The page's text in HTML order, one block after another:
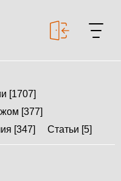
[1707]
[377]
[347]
Статьи [5]